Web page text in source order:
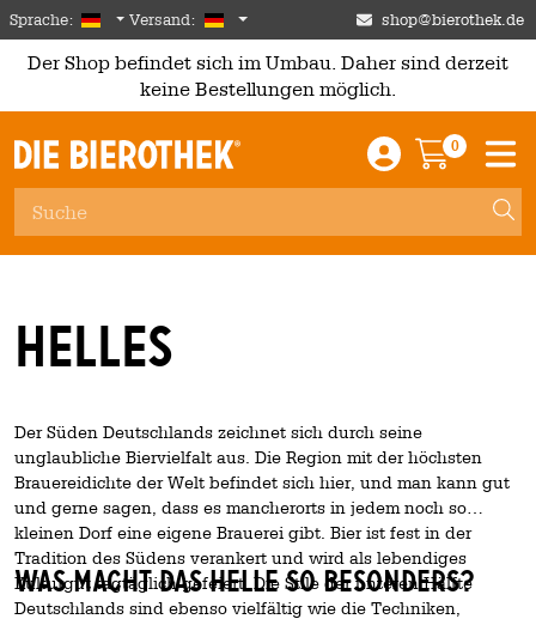
Skip to main content
Sprache: German
Versand: Deutschland shop@bierothek.de
Der Shop befindet sich im Umbau. Daher sind derzeit
keine Bestellungen möglich.
Einloggen /
0
Helles
Der Süden Deutschlands zeichnet sich durch seine
unglaubliche Biervielfalt aus. Die Region mit der höchsten
Brauereidichte der Welt befindet sich hier, und man kann gut
und gerne sagen, dass es mancherorts in jedem noch so
kleinen Dorf eine eigene Brauerei gibt. Bier ist fest in der
Tradition des Südens verankert und wird als lebendiges
Kulturgut tagtäglich gefeiert. Die Stile der unteren Hälfte
Deutschlands sind ebenso vielfältig wie die Techniken,
Was macht das Helle so besonders?